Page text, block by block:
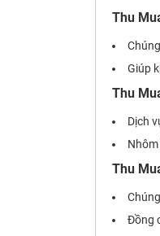
Thu
Giúp
Thu
Dịch
Thu
Đồng